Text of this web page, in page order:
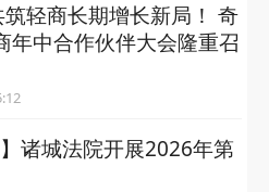
轻商长期增长新局！ 奇
年中合作伙伴大会隆重召
15:12
】诸城法院开展2026年第